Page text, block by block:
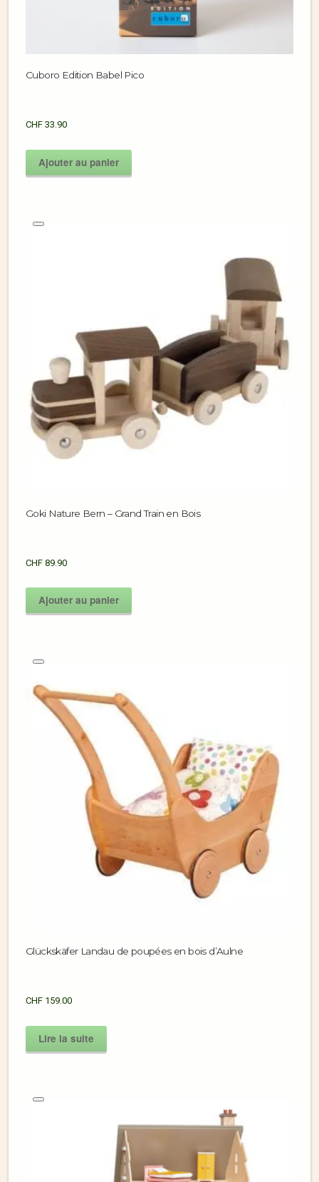
Cuboro Edition Babel Pico
CHF 33.90
Ajouter au panier
Goki Nature Bern – Grand Train en Bois
CHF 89.90
Ajouter au panier
Glückskäfer Landau de poupées en bois d’Aulne
CHF 159.00
Lire la suite